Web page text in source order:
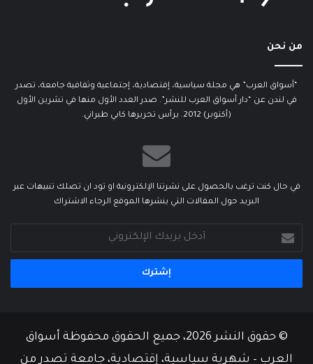
من نحن
“أسواق العرب” هي مجلة سياسية، إقتصادية، إجتماعية وثقافية جامعة، تصدر
في لندن عن “دار أسواق العرب للنشر”. صدر العدد الأول منها في تشرين الأول
(أكتوبر) 2012. يرأس تحريرها كابي طبراني.
في حال كنت ترغب بالحصول على نشرتنا الإلكترونية او تود ان تصلك تنبيهات عبر
البريد حول المقالات التي ينشرها الموقع الرجاء الاشتراك
بريدك
الإلكتروني
© حقوق النشر 2026، جميع الحقوق محفوظة أسواق
العرب – شهرية سياسية، إقتصادية، جامعة تصدر من